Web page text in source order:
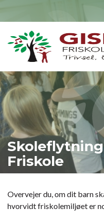
hovedindhold
Friskole
Overvejer du, om dit barn
hvorvidt friskolemiljøet er